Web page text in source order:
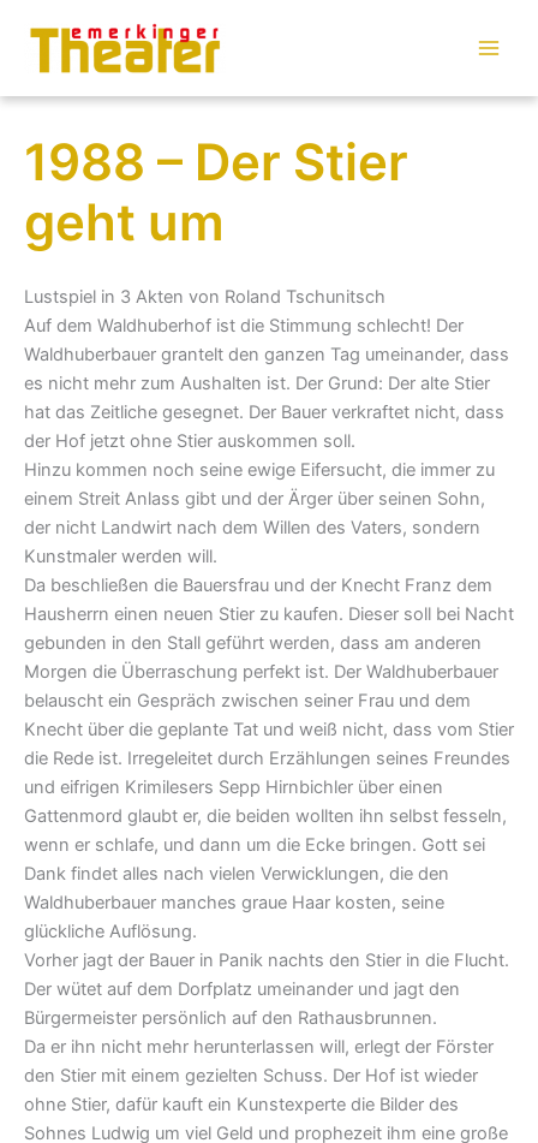
Inhalt
springen
1988 – Der Stier
geht um
Lustspiel in 3 Akten von Roland Tschunitsch
Auf dem Waldhuberhof ist die Stimmung schlecht! Der
Waldhuberbauer grantelt den ganzen Tag umeinander, dass
es nicht mehr zum Aushalten ist. Der Grund: Der alte Stier
hat das Zeitliche gesegnet. Der Bauer verkraftet nicht, dass
der Hof jetzt ohne Stier auskommen soll.
Hinzu kommen noch seine ewige Eifersucht, die immer zu
einem Streit Anlass gibt und der Ärger über seinen Sohn,
der nicht Landwirt nach dem Willen des Vaters, sondern
Kunstmaler werden will.
Da beschließen die Bauersfrau und der Knecht Franz dem
Hausherrn einen neuen Stier zu kaufen. Dieser soll bei Nacht
gebunden in den Stall geführt werden, dass am anderen
Morgen die Überraschung perfekt ist. Der Waldhuberbauer
belauscht ein Gespräch zwischen seiner Frau und dem
Knecht über die geplante Tat und weiß nicht, dass vom Stier
die Rede ist. Irregeleitet durch Erzählungen seines Freundes
und eifrigen Krimilesers Sepp Hirnbichler über einen
Gattenmord glaubt er, die beiden wollten ihn selbst fesseln,
wenn er schlafe, und dann um die Ecke bringen. Gott sei
Dank findet alles nach vielen Verwicklungen, die den
Waldhuberbauer manches graue Haar kosten, seine
glückliche Auflösung.
Vorher jagt der Bauer in Panik nachts den Stier in die Flucht.
Der wütet auf dem Dorfplatz umeinander und jagt den
Bürgermeister persönlich auf den Rathausbrunnen.
Da er ihn nicht mehr herunterlassen will, erlegt der Förster
den Stier mit einem gezielten Schuss. Der Hof ist wieder
ohne Stier, dafür kauft ein Kunstexperte die Bilder des
Sohnes Ludwig um viel Geld und prophezeit ihm eine große